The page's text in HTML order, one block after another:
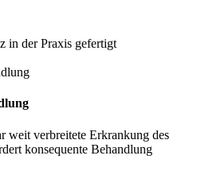
in der Praxis gefertigt
weit verbreitete Erkrankung des
konsequente Behandlung